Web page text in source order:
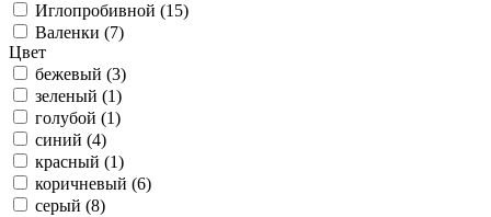
Иглопробивной (15)
Валенки (7)
Цвет
бежевый (3)
зеленый (1)
голубой (1)
синий (4)
красный (1)
коричневый (6)
серый (8)